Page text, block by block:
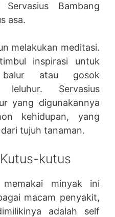
Bambang
asa.
melakukan meditasi.
inspirasi untuk
atau gosok
leluhur. Servasius
yang digunakannya
kehidupan, yang
tujuh tanaman.
kutus
minyak ini
macam penyakit,
adalah self